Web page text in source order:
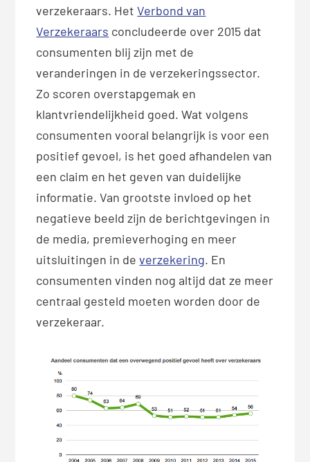
verzekeraars. HetVerbond van
Verzekeraars concludeerde over 2015 dat
consumenten blij zijn met de
veranderingen in de verzekeringssector.
Zo scoren overstapgemak en
klantvriendelijkheid goed. Wat volgens
consumenten vooral belangrijk is voor een
positief gevoel, is het goed afhandelen van
een claim en het geven van duidelijke
informatie. Van grootste invloed op het
negatieve beeld zijn de berichtgevingen in
de media, premieverhoging en meer
uitsluitingen in deverzekering. En
consumenten vinden nog altijd dat ze meer
centraal gesteld moeten worden door de
verzekeraar.